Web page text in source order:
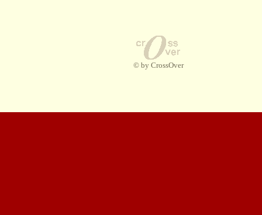
© by CrossOver